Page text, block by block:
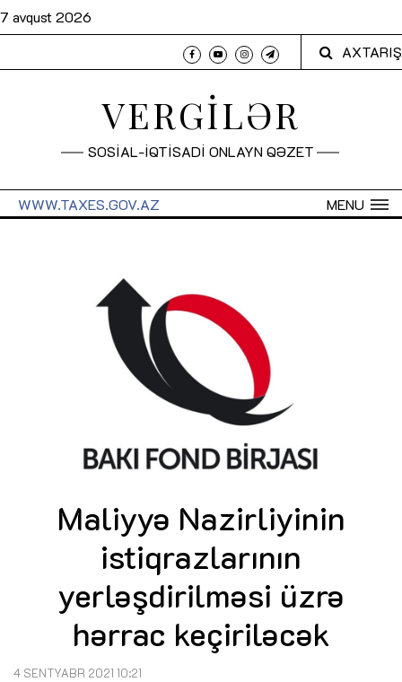
7 avqust 2026
AXTARIŞ
VERGİLƏR
SOSİAL-İQTİSADİ ONLAYN QƏZET
MENU
WWW.TAXES.GOV.AZ
Maliyyə Nazirliyinin
istiqrazlarının
yerləşdirilməsi üzrə
hərrac keçiriləcək
4 SENTYABR 2021 10:21